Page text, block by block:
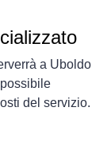
a Uboldo
del servizio.